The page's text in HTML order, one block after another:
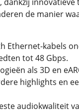
de manier
Ethernet-kabels
tot 48 Gbps.
als 3D en
highlights en
audiokwaliteit